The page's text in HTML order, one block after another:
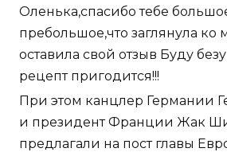
Оленька,спасибо тебе
пребольшое,что заглянула ко
оставила свой отзыв Буду
рецепт пригодится!!!
При этом канцлер Германии
и президент Франции Жак
предлагали на пост главы